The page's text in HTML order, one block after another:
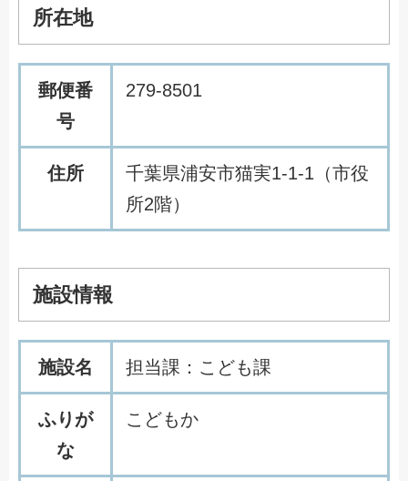
所在地
郵便番
号
279-8501
住所
千葉県浦安市猫実1‐1‐1（市役
所2階）
施設情報
施設名 担当課：こども課
ふりが
な
こどもか